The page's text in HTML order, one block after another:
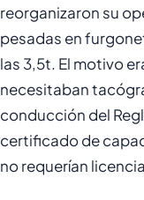
reorganizaron su
pesadas en
las 3,5t. El motivo
necesitaban
conducción del
certificado de
no requerían